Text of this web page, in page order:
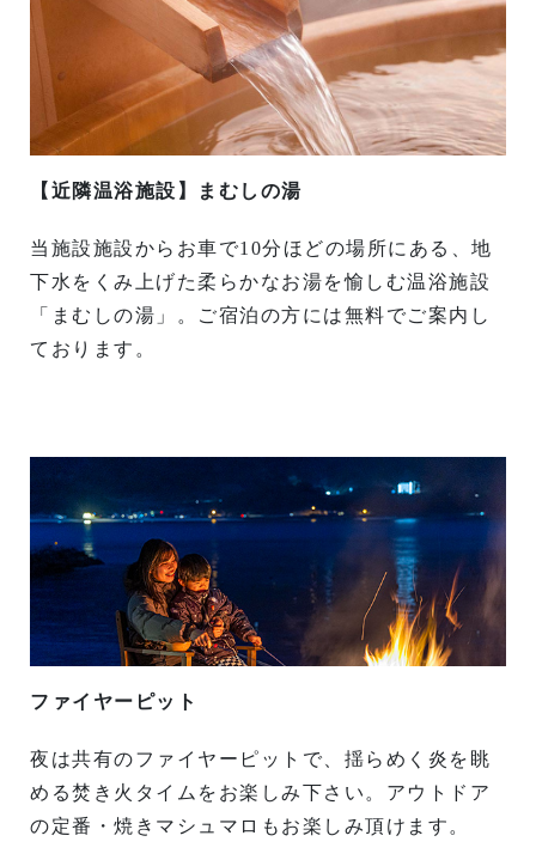
【近隣温浴施設】まむしの湯
当施設施設からお車で10分ほどの場所にある、地
下水をくみ上げた柔らかなお湯を愉しむ温浴施設
「まむしの湯」。ご宿泊の方には無料でご案内し
ております。
ファイヤーピット
夜は共有のファイヤーピットで、揺らめく炎を眺
める焚き火タイムをお楽しみ下さい。アウトドア
の定番・焼きマシュマロもお楽しみ頂けます。